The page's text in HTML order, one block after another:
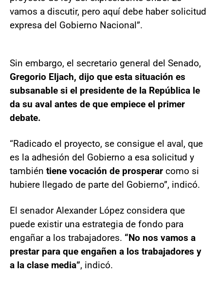
vamos a discutir, pero aquí debe haber solicitud
expresa del Gobierno Nacional”.
Sin embargo, el secretario general del Senado,
Gregorio Eljach, dijo que esta situación es
subsanable si el presidente de la República le
da su aval antes de que empiece el primer
debate.
“Radicado el proyecto, se consigue el aval, que
es la adhesión del Gobierno a esa solicitud y
también tiene vocación de prosperar como si
hubiere llegado de parte del Gobierno”, indicó.
El senador Alexander López considera que
puede existir una estrategia de fondo para
engañar a los trabajadores. “No nos vamos a
prestar para que engañen a los trabajadores y
a la clase media”, indicó.